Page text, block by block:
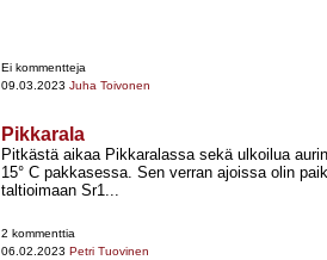
Ei kommentteja
09.03.2023 Juha Toivonen
Pikkarala
Pitkästä aikaa Pikkaralassa sekä ulkoilua
15° C pakkasessa. Sen verran ajoissa olin
taltioimaan Sr1...
2 kommenttia
06.02.2023 Petri Tuovinen